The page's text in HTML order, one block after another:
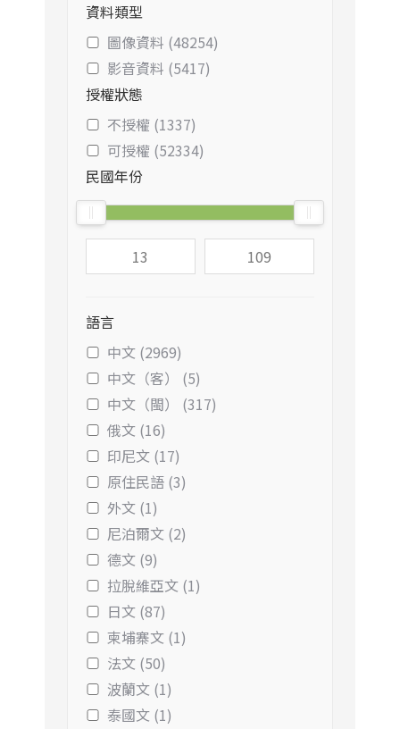
資料類型
圖像資料 (48254)
影音資料 (5417)
授權狀態
不授權 (1337)
可授權 (52334)
民國年份
語言
中文 (2969)
中文（客） (5)
中文（閩） (317)
俄文 (16)
印尼文 (17)
原住民語 (3)
外文 (1)
尼泊爾文 (2)
德文 (9)
拉脫維亞文 (1)
日文 (87)
柬埔寨文 (1)
法文 (50)
波蘭文 (1)
泰國文 (1)